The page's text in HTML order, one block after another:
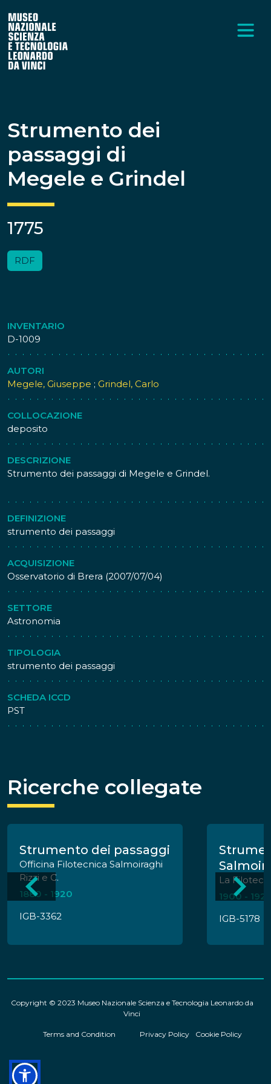
Strumento dei
passaggi di
Megele e Grindel
1775
RDF
INVENTARIO
D-1009
AUTORI
Megele, Giuseppe ; Grindel, Carlo
COLLOCAZIONE
deposito
DESCRIZIONE
Strumento dei passaggi di Megele e Grindel.
DEFINIZIONE
strumento dei passaggi
ACQUISIZIONE
Osservatorio di Brera (2007/07/04)
SETTORE
Astronomia
TIPOLOGIA
strumento dei passaggi
SCHEDA ICCD
PST
Ricerche collegate
Strumento dei passaggi
Officina Filotecnica Salmoiraghi
Rizzi e C.
1880 - 1920
IGB-3362
La
1900 -
IGB-5178
Copyright © 2023 Museo Nazionale Scienza e Tecnologia Leonardo da
Vinci
Terms and Condition Privacy Policy Cookie Policy